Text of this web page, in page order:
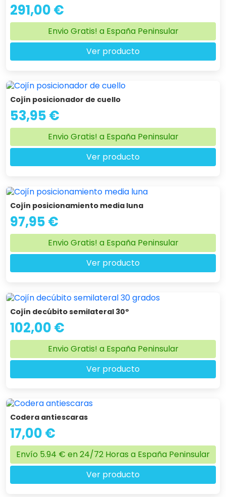
291,00 €
Envio Gratis! a España Peninsular
Ver producto
Cojín posicionador de cuello
53,95 €
Envio Gratis! a España Peninsular
Ver producto
Cojín posicionamiento media luna
97,95 €
Envio Gratis! a España Peninsular
Ver producto
Cojín decúbito semilateral 30º
102,00 €
Envio Gratis! a España Peninsular
Ver producto
Codera antiescaras
17,00 €
Envío 5.94 € en 24/72 Horas a España Peninsular
Ver producto